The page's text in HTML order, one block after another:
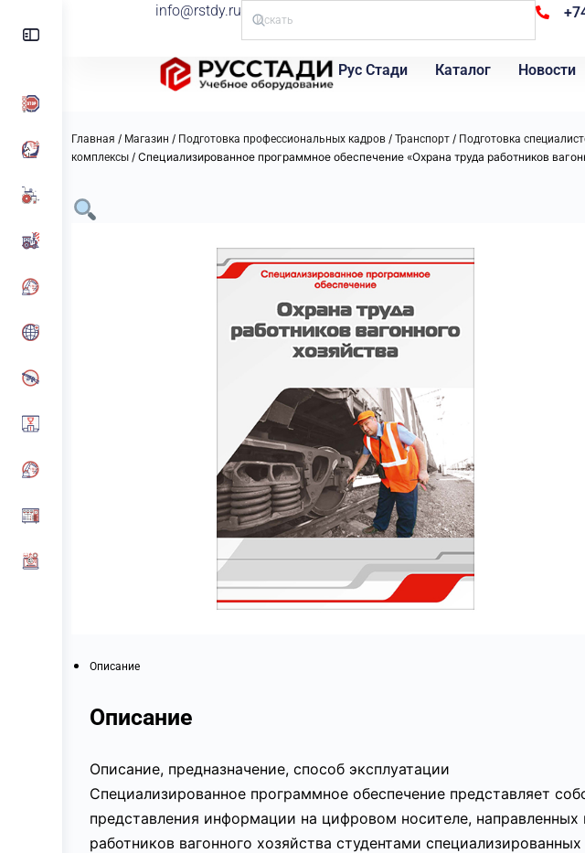
info@rstdy.ru
Рус Стади Каталог Новости
Главная / Магазин / Подготовка профессиональных кадров / Транспорт / Подготовка
комплексы / Специализированное программное обеспечение «Охрана труда работников
Описание
Описание
Описание, предназначение, способ эксплуатации
Специализированное программное обеспечение представляет
представления информации на цифровом носителе,
работников вагонного хозяйства студентами